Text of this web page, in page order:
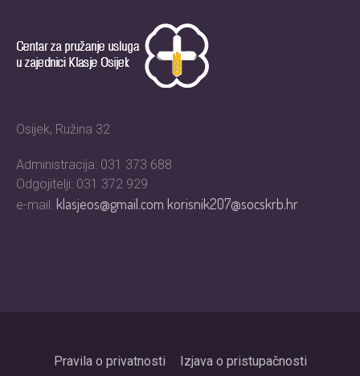
Osijek, Ružina 32
Administracija: 031 373 688
Odgojitelji: 031 372 929
e-mail: klasjeos@gmail.comkorisnik207@socskrb.hr
Pravila o privatnosti Izjava o pristupačnosti